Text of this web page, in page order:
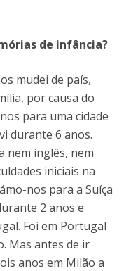
de infância?
mudei de país,
por causa do
para uma cidade
durante 6 anos.
nem inglês, nem
iniciais na
nos para a Suíça
2 anos e
Foi em Portugal
Mas antes de ir
anos em Milão a